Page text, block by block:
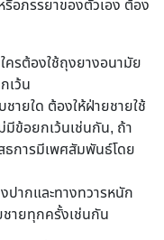
อภรรยาของตัวเอง ต้อง
รต้องใช้ถุงยางอนามัย
เว้น
ยใด ต้องให้ฝ่ายชายใช้
ข้อยกเว้นเช่นกัน, ถ้า
ธการมีเพศสัมพันธ์โดย
ากและทางทวารหนัก
ายทุกครั้งเช่นกัน